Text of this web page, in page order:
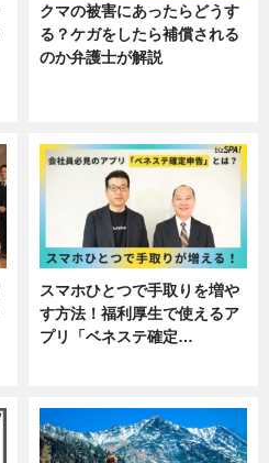
クマの被害にあったらどうす
る？ケガをしたら補償される
のか弁護士が解説
スマホひとつで手取りを増や
す方法！福利厚生で使えるア
プリ「ベネステ確定…